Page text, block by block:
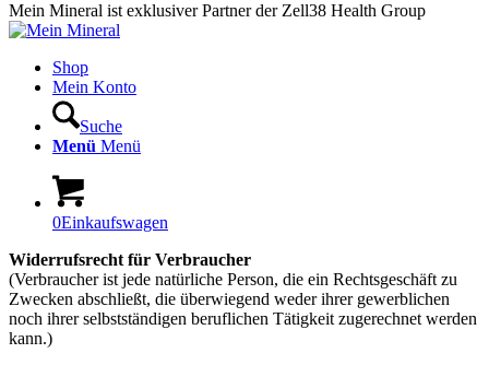
Mein Mineral ist exklusiver Partner der Zell38 Health Group
Shop
Mein Konto
Suche
Menü Menü
0Einkaufswagen
Widerrufsrecht für Verbraucher
(Verbraucher ist jede natürliche Person, die ein Rechtsgeschäft zu
Zwecken abschließt, die überwiegend weder ihrer gewerblichen
noch ihrer selbstständigen beruflichen Tätigkeit zugerechnet werden
kann.)